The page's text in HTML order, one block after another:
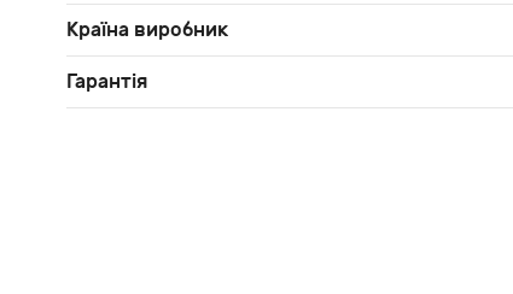
Країна виробник
Гарантія